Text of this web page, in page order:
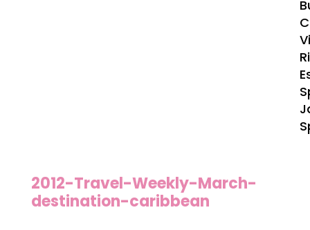
2012-Travel-Weekly-March-
destination-caribbean